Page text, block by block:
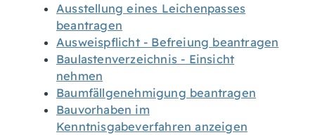
Ausstellung eines Leichenpasses
beantragen
Ausweispflicht - Befreiung beantragen
Baulastenverzeichnis - Einsicht
nehmen
Baumfällgenehmigung beantragen
Bauvorhaben im
Kenntnisgabeverfahren anzeigen